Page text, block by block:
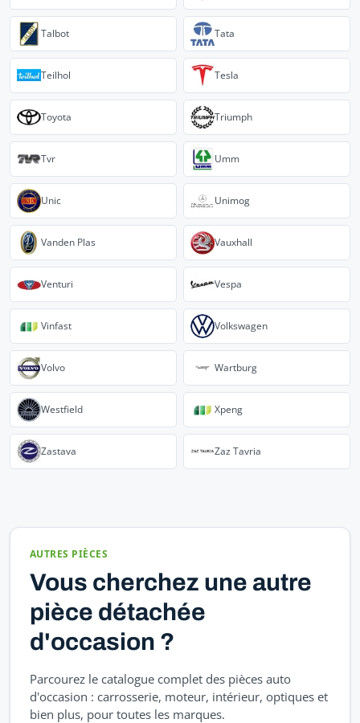
Talbot Tata
Teilhol Tesla
Toyota Triumph
Tvr Umm
Unic Unimog
Vanden Plas Vauxhall
Venturi Vespa
Vinfast Volkswagen
Volvo Wartburg
Westfield Xpeng
Zastava Zaz Tavria
AUTRES PIÈCES
Vous cherchez une autre
pièce détachée
d'occasion ?
Parcourez le catalogue complet des pièces auto
d'occasion : carrosserie, moteur, intérieur, optiques et
bien plus, pour toutes les marques.